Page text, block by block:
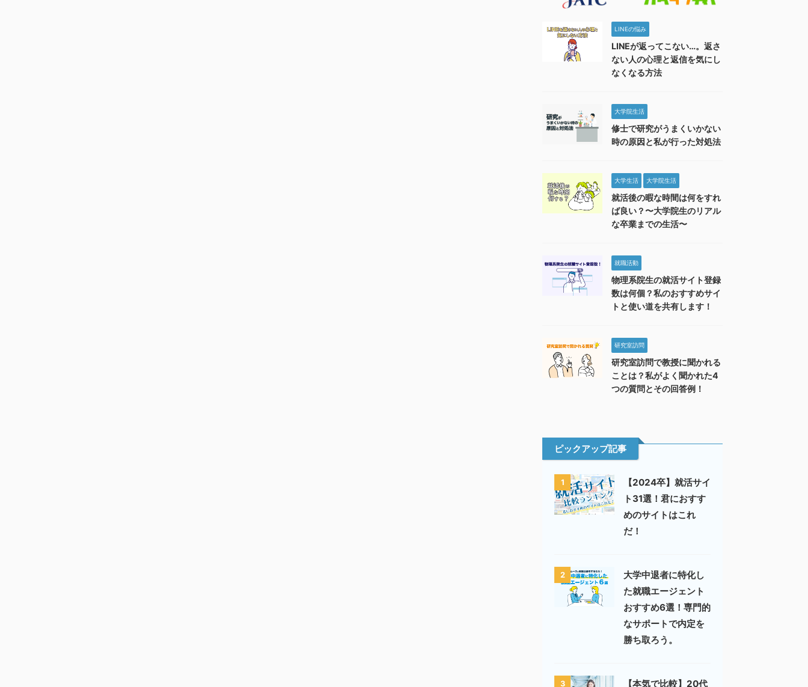
LINEの悩み
LINEが返ってこない…。返さ
ない人の心理と返信を気にし
なくなる方法
大学院生活
修士で研究がうまくいかない
時の原因と私が行った対処法
大学生活 大学院生活
就活後の暇な時間は何をすれ
ば良い？〜大学院生のリアル
な卒業までの生活〜
就職活動
物理系院生の就活サイト登録
数は何個？私のおすすめサイ
トと使い道を共有します！
研究室訪問
研究室訪問で教授に聞かれる
ことは？私がよく聞かれた4
つの質問とその回答例！
ピックアップ記事
1
【2024卒】就活サイ
ト31選！君におすす
めのサイトはこれ
だ！
2
大学中退者に特化し
た就職エージェント
おすすめ6選！専門的
なサポートで内定を
勝ち取ろう。
3 【本気で比較】20代